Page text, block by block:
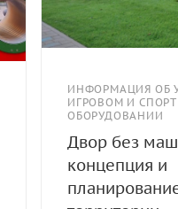
ИНФОРМАЦИЯ ОБ
ИГРОВОМ И
ОБОРУДОВАНИИ
Двор без
концепция и